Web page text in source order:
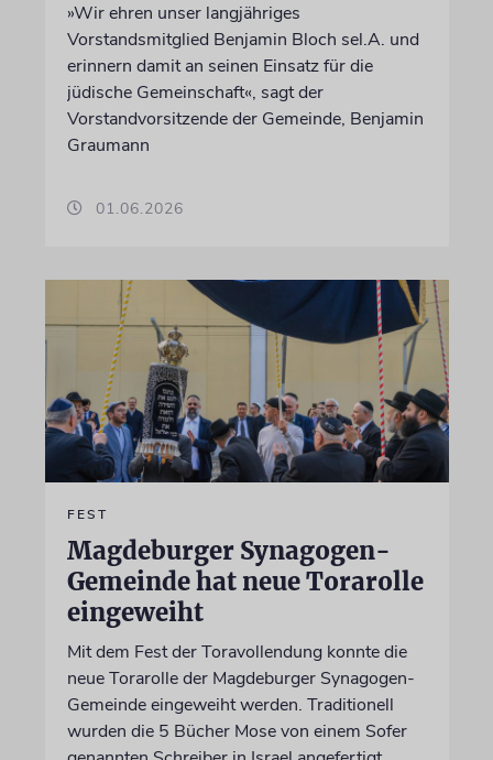
»Wir ehren unser langjähriges
Vorstandsmitglied Benjamin Bloch sel.A. und
erinnern damit an seinen Einsatz für die
jüdische Gemeinschaft«, sagt der
Vorstandvorsitzende der Gemeinde, Benjamin
Graumann
01.06.2026
FEST
Magdeburger Synagogen-
Gemeinde hat neue Torarolle
eingeweiht
Mit dem Fest der Toravollendung konnte die
neue Torarolle der Magdeburger Synagogen-
Gemeinde eingeweiht werden. Traditionell
wurden die 5 Bücher Mose von einem Sofer